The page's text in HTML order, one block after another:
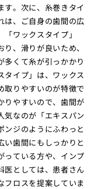
す。次に、糸巻きタイ
は、ご自身の歯間の広
ワックスタイプ」
、滑りが良いため、
多くて糸が引っかかり
タイプ」は、ワックス
取りやすいのが特徴で
りやすいので、歯間が
気なのが「エキスパン
ンジのようにふわっと
い歯間にもしっかりと
っている方や、インプ
医としては、患者さん
フロスを提案していま